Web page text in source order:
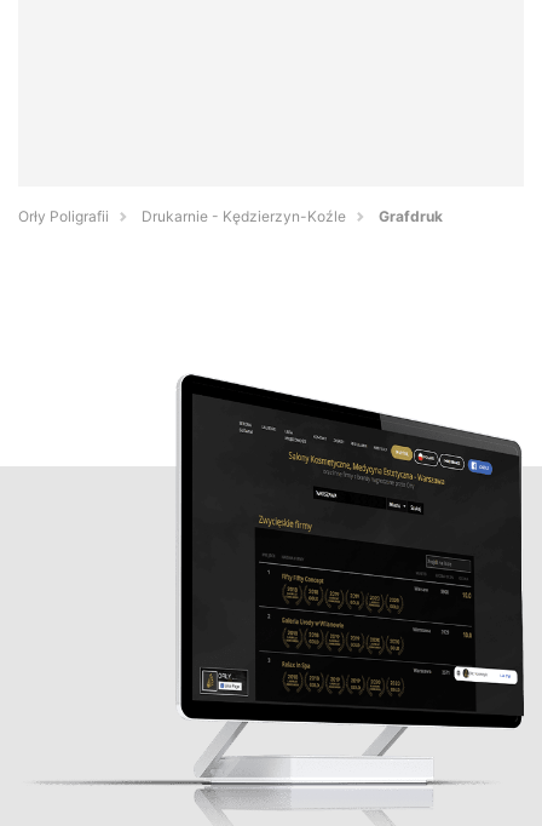
Orły Poligrafii Drukarnie - Kędzierzyn-Koźle Grafdruk